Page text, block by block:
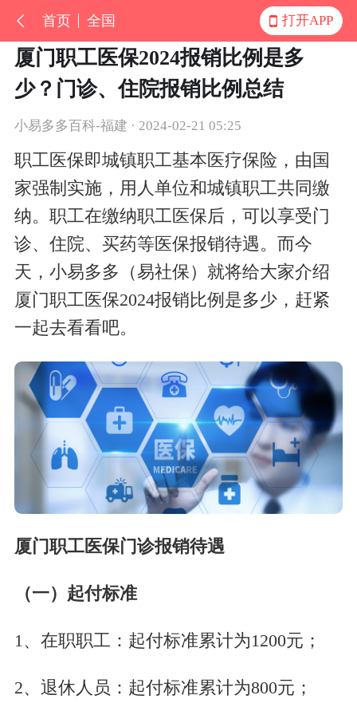
首页 全国 打开APP
厦门职工医保2024报销比例是多
少？门诊、住院报销比例总结
小易多多百科-福建 · 2024-02-21 05:25
职工医保即城镇职工基本医疗保险，由国
家强制实施，用人单位和城镇职工共同缴
纳。职工在缴纳职工医保后，可以享受门
诊、住院、买药等医保报销待遇。而今
天，小易多多（易社保）就将给大家介绍
厦门职工医保2024报销比例是多少，赶紧
一起去看看吧。
厦门职工医保门诊报销待遇
（一）起付标准
1、在职职工：起付标准累计为1200元；
2、退休人员：起付标准累计为800元；